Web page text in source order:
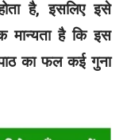
है, इसलिए इसे
मान्यता है कि इस
का फल कई गुना